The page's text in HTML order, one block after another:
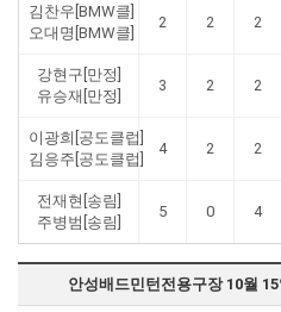
김찬우[BMW클]
오대명[BMW클]
2 2 2
강현구[만정]
유승재[만정]
3 2 2
이광희[공도클럽]
김응주[공도클럽]
4 2 2
전재현[송림]
주병범[송림]
5 0 4
안성배드민턴전용구장 10월